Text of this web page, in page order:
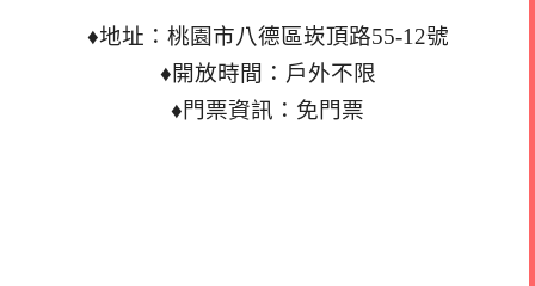
♦地址：桃園市八德區崁頂路55-12號
♦開放時間：戶外不限
♦門票資訊：免門票